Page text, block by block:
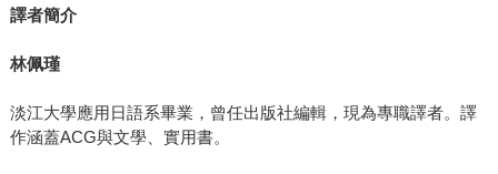
譯者簡介
林佩瑾
淡江大學應用日語系畢業，曾任出版社編輯，現為專職譯者。譯
作涵蓋ACG與文學、實用書。